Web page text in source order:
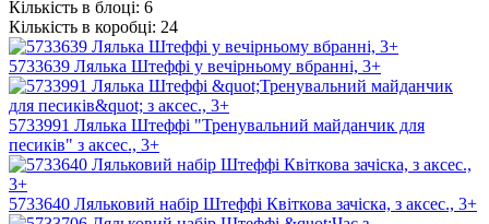
Кількість в блоці: 6
Кількість в коробці: 24
5733639 Лялька Штеффі у вечірньому вбранні, 3+
5733991 Лялька Штеффі "Тренувальний майданчик для
песиків" з аксес., 3+
5733640 Ляльковий набір Штеффі Квіткова зачіска, з аксес., 3+